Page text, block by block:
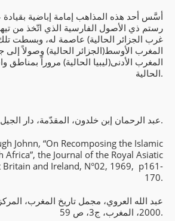
رستم ذي الأصول الفارسية الذي اتّخذ من
غرب الجزائر الحالية) عاصمة له، وبسطت
المغرب الأوسط(الجزائر الحالية) وصولاً
المغرب الأدنى(ليبيا الحالية) مروراً
الحالية.
– عبد الرحمان إبن خلدون، المقدّمة، دار الجيل، بيروت، ص175.
Johnn, “On Recomposing the Islamic
the Journal of the Royal Asiatic
Britain and Ireland, N°02, 1969, p161-
170.
2000، المغرب، ج3، ص 59.